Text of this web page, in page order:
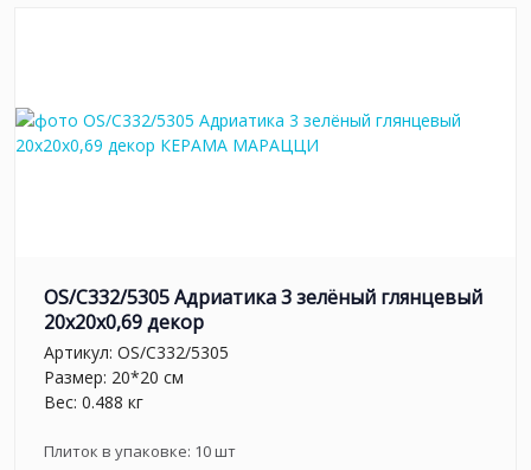
OS/C332/5305 Адриатика 3 зелёный глянцевый
20x20x0,69 декор
Артикул: OS/C332/5305
Размер: 20*20 см
Вес: 0.488 кг
Плиток в упаковке: 10шт